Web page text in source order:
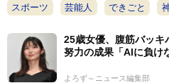
海外のレスラー仲間をはじ
スポーツ 芸能人 できごと
25歳女優、腹筋バッ
努力の成果「AIに負け
よろず～ニュース編集部